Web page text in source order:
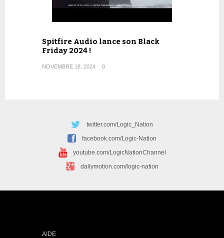
Spitfire Audio lance son Black
Friday 2024 !
NOVEMBRE 18, 2024 0
twitter.com/Logic_Nation
facebook.com/Logic-Nation
youtube.com/LogicNationChannel
dailymotion.com/logic-nation
AIDE